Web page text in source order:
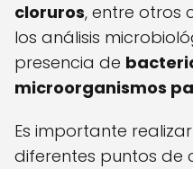
cloruros, entre otros
los análisis
presencia de
microorganismos
Es importante
diferentes puntos